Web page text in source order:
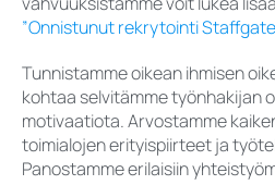
”Onnistunut rekrytointi
Tunnistamme oikean ihmisen
kohtaa selvitämme työnhakijan
motivaatiota. Arvostamme
toimialojen erityispiirteet ja
Panostamme erilaisiin